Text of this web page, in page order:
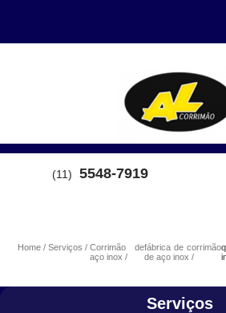
(11) 5548-7919
Home Serviços
Corrimão de
aço inox
fábrica de corrimão
de aço inox
Serviços